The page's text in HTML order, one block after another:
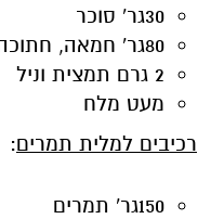
30גר' סוכר
80גר' חמאה, חתוכה ליחידות קטנות
2 גרם תמצית וניל
מעט מלח
רכיבים למלית תמרים:
150גר' תמרים